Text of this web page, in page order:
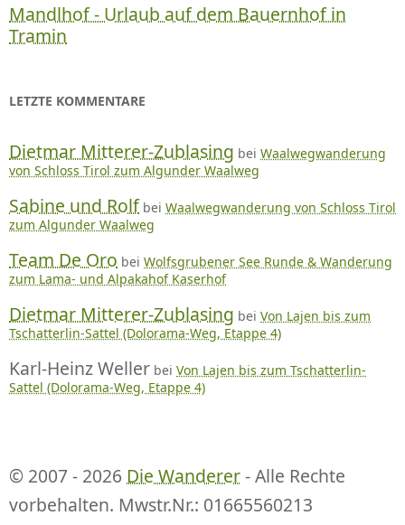
Mandlhof - Urlaub auf dem Bauernhof in
Tramin
LETZTE KOMMENTARE
Dietmar Mitterer-Zublasing bei Waalwegwanderung
von Schloss Tirol zum Algunder Waalweg
Sabine und Rolf bei Waalwegwanderung von Schloss Tirol
zum Algunder Waalweg
Team De Oro bei Wolfsgrubener See Runde & Wanderung
zum Lama- und Alpakahof Kaserhof
Dietmar Mitterer-Zublasing bei Von Lajen bis zum
Tschatterlin-Sattel (Dolorama-Weg, Etappe 4)
Karl-Heinz Weller bei Von Lajen bis zum Tschatterlin-
Sattel (Dolorama-Weg, Etappe 4)
© 2007 - 2026 Die Wanderer- Alle Rechte
vorbehalten. Mwstr.Nr.: 01665560213